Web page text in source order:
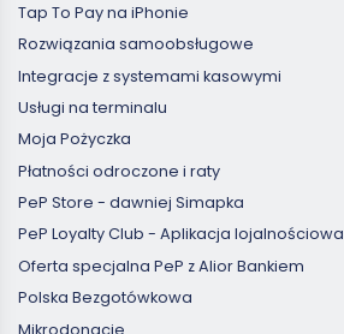
Tap To Pay na iPhonie
Rozwiązania samoobsługowe
Integracje z systemami kasowymi
Usługi na terminalu
Moja Pożyczka
Płatności odroczone i raty
PeP Store - dawniej Simapka
PeP Loyalty Club - Aplikacja lojalnościowa
Oferta specjalna PeP z Alior Bankiem
Polska Bezgotówkowa
Mikrodonacje